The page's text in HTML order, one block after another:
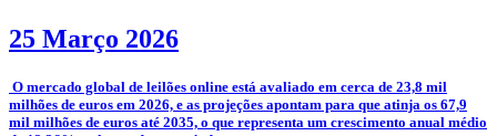
25 Março 2026
­­ O mercado global de leilões online está avaliado em cerca de 23,8 mil
milhões de euros em 2026, e as projeções apontam para que atinja os 67,9
mil milhões de euros até 2035, o que representa um crescimento anual médio